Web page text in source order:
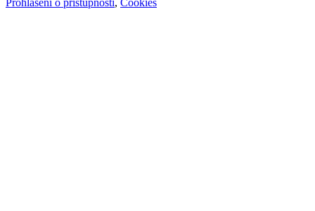
Prohlášení o přístupnosti, Cookies